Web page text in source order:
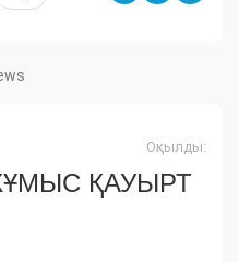
Оқылды:
ҚАУЫРТ